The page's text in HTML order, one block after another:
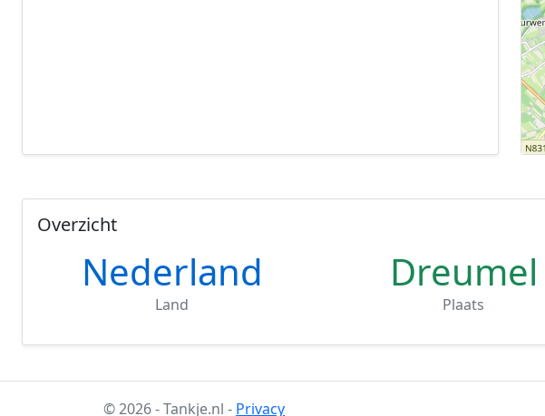
Overzicht
Nederland
Land
Dreumel
Plaats
© 2026 - Tankje.nl - Privacy